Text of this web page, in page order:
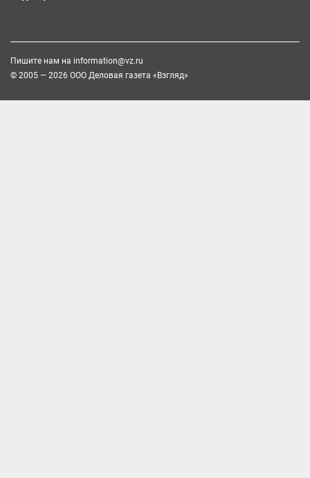
Пишите нам на information@vz.ru
© 2005 — 2026 ООО Деловая газета «Взгляд»